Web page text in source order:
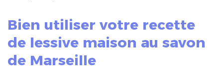
Bien utiliser votre recette
de lessive maison au savon
de Marseille